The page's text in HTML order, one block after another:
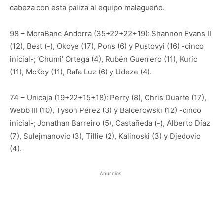
cabeza con esta paliza al equipo malagueño.
98 – MoraBanc Andorra (35+22+22+19): Shannon Evans II
(12), Best (-), Okoye (17), Pons (6) y Pustovyi (16) -cinco
inicial-; ‘Chumi’ Ortega (4), Rubén Guerrero (11), Kuric
(11), McKoy (11), Rafa Luz (6) y Udeze (4).
74 – Unicaja (19+22+15+18): Perry (8), Chris Duarte (17),
Webb III (10), Tyson Pérez (3) y Balcerowski (12) -cinco
inicial-; Jonathan Barreiro (5), Castañeda (-), Alberto Díaz
(7), Sulejmanovic (3), Tillie (2), Kalinoski (3) y Djedovic
(4).
Anuncios